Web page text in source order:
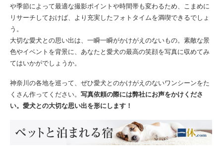
や季節によって最適な撮影ポイントや時間帯も変わるため、こまめに
リサーチしておけば、より充実したフォトタイムを満喫できるでしょ
う。
大切な愛犬との思い出は、一瞬一瞬がかけがえのないもの。素敵な景
色やイベントを背景に、あなたと愛犬の最高の笑顔を写真に収めてみ
てはいかがでしょうか。
神奈川の各地を巡って、ぜひ愛犬とのかけがえのないワンシーンをた
くさん作ってください。 写真依頼の際には弊社にお声をかけくださ
い。愛犬との大切な思い出を形にします！